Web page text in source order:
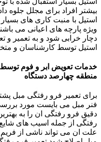
بیشتر افراد برای مجلل جلوه
استیل با منبت کاری های
ویژه پارچه های اعیانی می
دچار خرابی شود و به تعمیر و
استیل توسط کارشناسان و
خدمات تعویض ابر و فوم توسط
منطقه چهارصد دستگاه
برای تعمیر فرو رفتگی مبل
فنر مبل می بایست مورد
دقیق فرو رفتگی ان را به
رفتگی از جمله اسیب های
علت ان می تواند ناشی از فریم